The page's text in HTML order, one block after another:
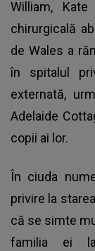
William,
chirurgicală
de Wales a
în spitalul
externată,
Adelaide
copii ai lor.
În ciuda
privire la
că se simte
familia ei